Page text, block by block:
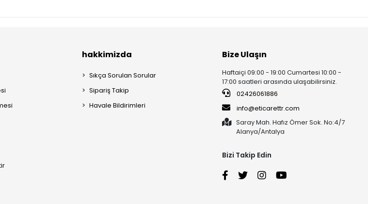
hakkimizda
Sıkça Sorulan Sorular
Sipariş Takip
Havale Bildirimleri
Bize Ulaşın
Haftaiçi 09:00 - 19:00 Cumartesi 10:00 -
17:00 saatleri arasında ulaşabilirsiniz.
02426061886
info@eticarettr.com
Saray Mah. Hafız Ömer Sok. No:4/7
Alanya/Antalya
Bizi Takip Edin